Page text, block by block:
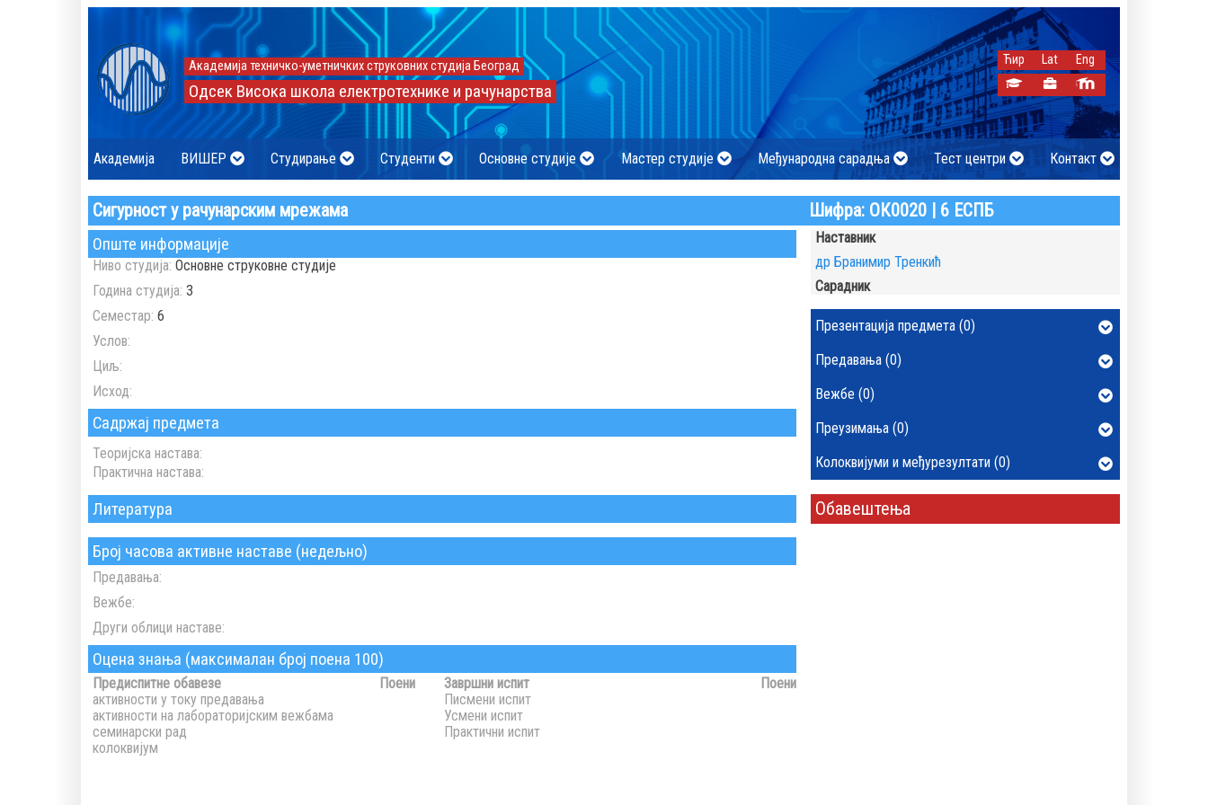
Академија техничко-уметничких струковних студија Београд
Одсек Висока школа електротехнике и рачунарства
Ћир Lat Eng
Академија ВИШЕР Студирање Студенти Основне студије Мастер студије Међународна сарадња Тест центри Контакт
Сигурност у рачунарским мрежама Шифра: ОК0020 | 6 ЕСПБ
Опште информације
Ниво студија: Основне струковне студије
Година студија: 3
Семестар: 6
Услов:
Циљ:
Исход:
Садржај предмета
Теоријска настава:
Практична настава:
Литература
Број часова активне наставе (недељно)
Предавања:
Вежбе:
Други облици наставе:
Оцена знања (максималан број поена 100)
Предиспитне обавезе
Поени
активности у току предавања
активности на лабораторијским вежбама
семинарски рад
колоквијум
Завршни испит
Поени
Писмени испит
Усмени испит
Практични испит
Наставник
др Бранимир Тренкић
Сарадник
Презентација предмета (0)
Предавања (0)
Вежбе (0)
Преузимања (0)
Колоквијуми и међурезултати (0)
Обавештења